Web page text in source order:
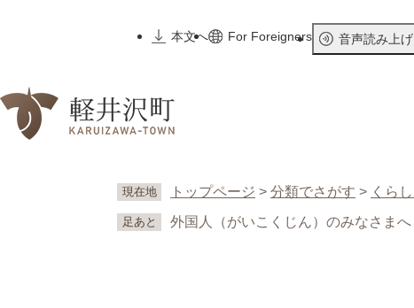
先
本文へ
For Foreigners 音声読み上げ
現在地 トップページ > 分類でさがす > くら
足あと 外国人（がいこくじん）のみなさまへ